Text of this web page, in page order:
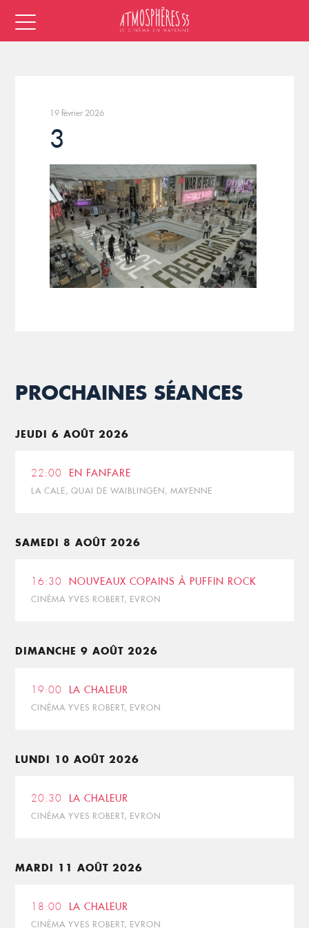
19 février 2026
3
PROCHAINES SÉANCES
JEUDI 6 AOÛT 2026
22:00 EN FANFARE
LA CALE, QUAI DE WAIBLINGEN, MAYENNE
SAMEDI 8 AOÛT 2026
16:30 NOUVEAUX COPAINS À PUFFIN ROCK
CINÉMA YVES ROBERT, EVRON
DIMANCHE 9 AOÛT 2026
19:00 LA CHALEUR
CINÉMA YVES ROBERT, EVRON
LUNDI 10 AOÛT 2026
20:30 LA CHALEUR
CINÉMA YVES ROBERT, EVRON
MARDI 11 AOÛT 2026
18:00 LA CHALEUR
CINÉMA YVES ROBERT, EVRON